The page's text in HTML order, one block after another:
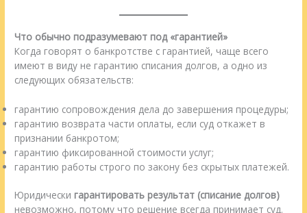
Что обычно подразумевают под «гарантией»
Когда говорят о банкротстве с гарантией, чаще всего
имеют в виду не гарантию списания долгов, а одно из
следующих обязательств:
гарантию сопровождения дела до завершения процедуры;
гарантию возврата части оплаты, если суд откажет в
признании банкротом;
гарантию фиксированной стоимости услуг;
гарантию работы строго по закону без скрытых платежей.
Юридически гарантировать результат (списание долгов)
невозможно, потому что решение всегда принимает суд.